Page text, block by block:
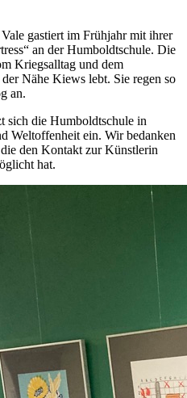
gastiert im Frühjahr mit ihrer
an der Humboldtschule. Die
Kriegsalltag und dem
Nähe Kiews lebt. Sie regen so
an.
sich die Humboldtschule in
Weltoffenheit ein. Wir bedanken
den Kontakt zur Künstlerin
hat.